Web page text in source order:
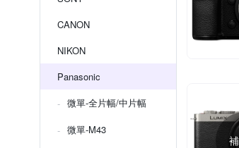
CANON
NIKON
Panasonic
微單-全片幅/中片幅
微單-M43